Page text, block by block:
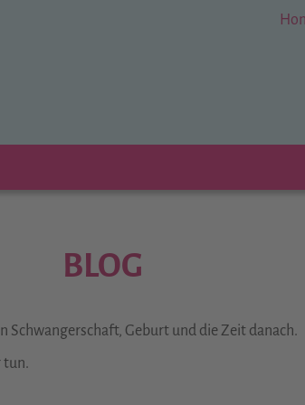
BLOG
Schwangerschaft, Geburt und die Zeit danach.
tun.